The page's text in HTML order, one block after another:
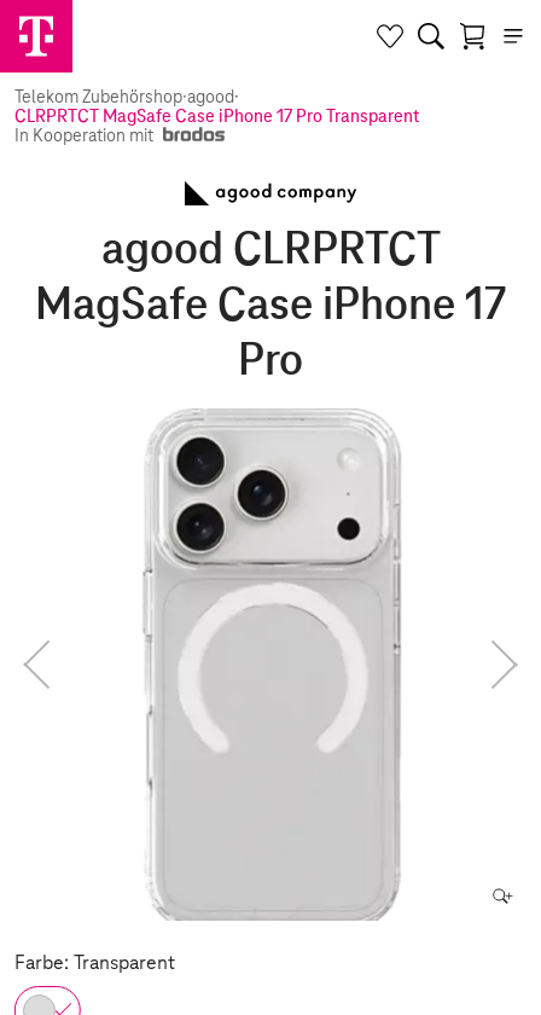
Telekom Zubehörshop·agood·
CLRPRTCT MagSafe Case iPhone 17 Pro Transparent
In Kooperation mit
agood CLRPRTCT
MagSafe Case iPhone 17
Pro
Farbe: Transparent